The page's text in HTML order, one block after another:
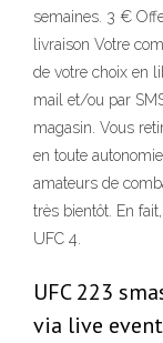
semaines. 3 €
livraison Votre
de votre choix en
mail et/ou par
magasin. Vous
en toute
amateurs de
très bientôt. En
UFC 4.
UFC 223
via live